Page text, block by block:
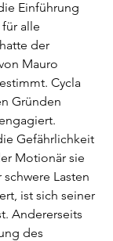
Einführung
alle
der
Mauro
Cycla
Gründen
Gefährlichkeit
Motionär sie
Lasten
ist sich seiner
Andererseits
des